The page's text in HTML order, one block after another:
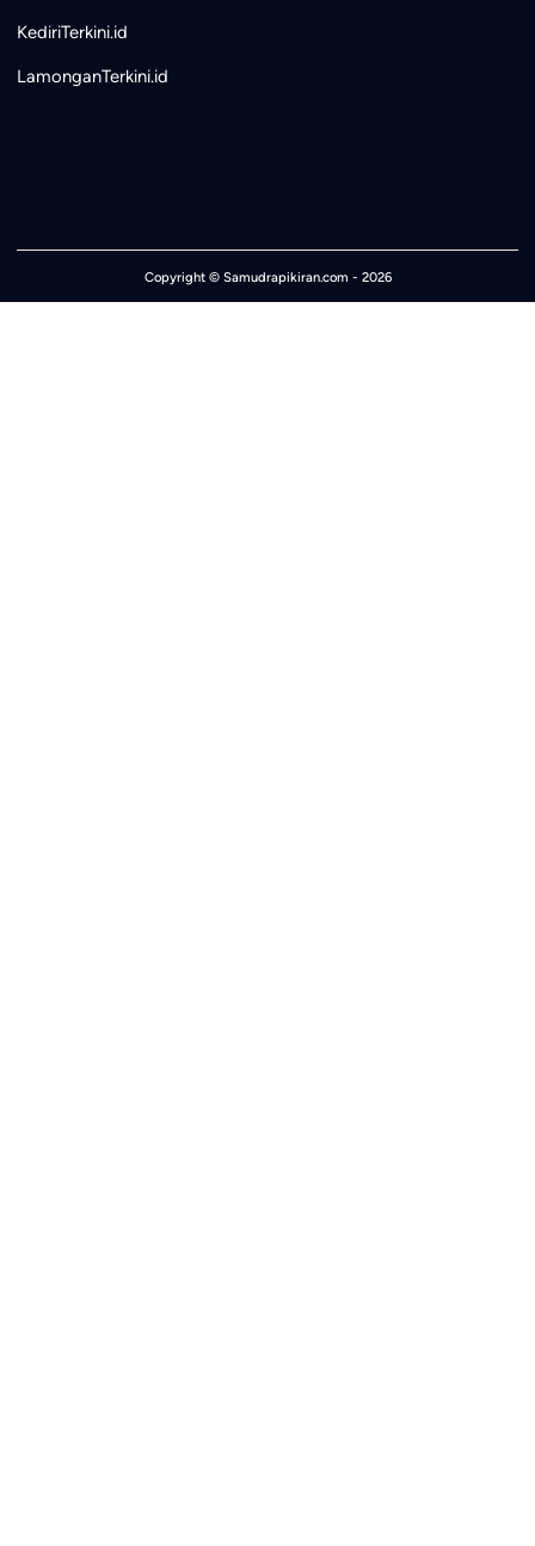
KediriTerkini.id
LamonganTerkini.id
Copyright © Samudrapikiran.com - 2026